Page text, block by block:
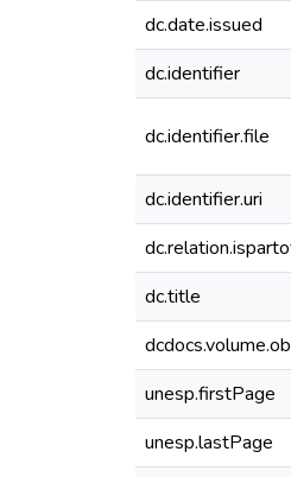
dc.date.issued
dc.identifier
dc.identifier.file
dc.identifier.uri
dc.title
unesp.firstPage
unesp.lastPage